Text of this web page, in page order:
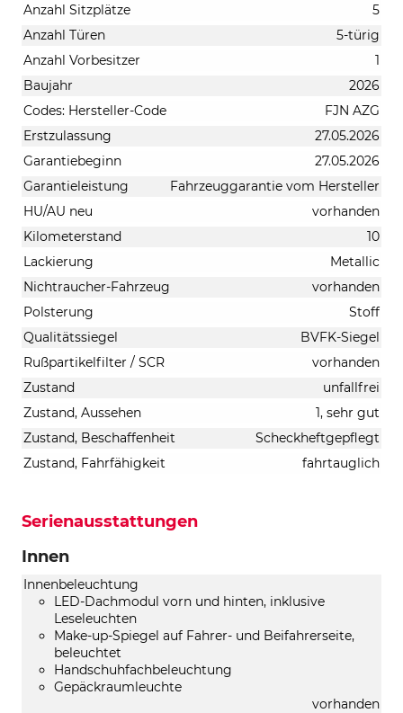
Anzahl Sitzplätze
5
Anzahl Türen
5-türig
Anzahl Vorbesitzer
1
Baujahr
2026
Codes: Hersteller-Code
FJN AZG
Erstzulassung
27.05.2026
Garantiebeginn
27.05.2026
Garantieleistung
Fahrzeuggarantie vom Hersteller
HU/AU neu
vorhanden
Kilometerstand
10
Lackierung
Metallic
Nichtraucher-Fahrzeug
vorhanden
Polsterung
Stoff
Qualitätssiegel
BVFK-Siegel
Rußpartikelfilter / SCR
vorhanden
Zustand
unfallfrei
Zustand, Aussehen
1, sehr gut
Zustand, Beschaffenheit
Scheckheftgepflegt
Zustand, Fahrfähigkeit
fahrtauglich
Serienausstattungen
Innen
Innenbeleuchtung
LED-Dachmodul vorn und hinten, inklusive
Leseleuchten
Make-up-Spiegel auf Fahrer- und Beifahrerseite,
beleuchtet
Handschuhfachbeleuchtung
Gepäckraumleuchte
vorhanden